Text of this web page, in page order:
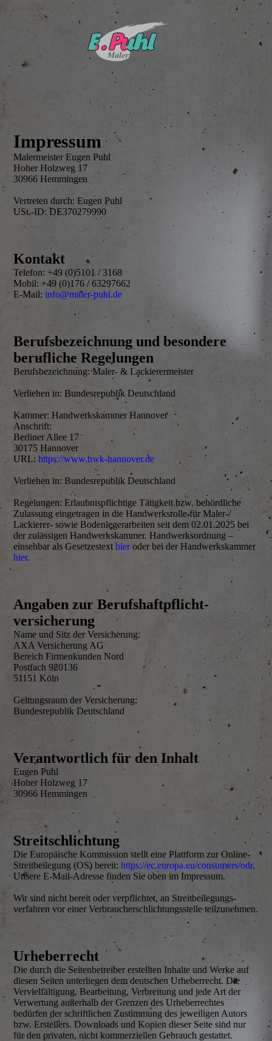
Impressum
Malermeister Eugen Puhl
Hoher Holzweg 17
30966 Hemmingen
Vertreten durch: Eugen Puhl
USt.-ID: DE370279990
Kontakt
Telefon: +49 (0)5101 / 3168
Mobil: +49 (0)176 / 63297662
E-Mail:info@maler-puhl.de
Berufsbezeichnung und besondere
berufliche Regelungen
Berufsbezeichnung: Maler- & Lackierermeister
Verliehen in: Bundesrepublik Deutschland
Kammer: Handwerkskammer Hannover
Anschrift:
Berliner Allee 17
30175 Hannover
URL:https://www.hwk-hannover.de
Verliehen in: Bundesrepublik Deutschland
Regelungen: Erlaubnispflichtige Tätigkeit bzw. behördliche
Zulassung eingetragen in die Handwerksrolle für Maler-/
Lackierer- sowie Bodenlegerarbeiten seit dem 02.01.2025 bei
der zulässigen Handwerkskammer. Handwerksordnung –
einsehbar als Gesetzestexthieroder bei der Handwerkskammer
hier.
Angaben zur Berufs­haftpflicht­
versicherung
Name und Sitz der Versicherung:
AXA Versicherung AG
Bereich Firmenkunden Nord
Postfach 920136
51151 Köln
Geltungsraum der Versicherung:
Bundesrepublik Deutschland
Verantwortlich für den Inhalt
Eugen Puhl
Hoher Holzweg 17
30966 Hemmingen
Streitschlichtung
Die Europäische Kommission stellt eine Plattform zur Online-
Streitbeilegung (OS) bereit:https://ec.europa.eu/consumers/odr.
Unsere E-Mail-Adresse finden Sie oben im Impressum.
Wir sind nicht bereit oder verpflichtet, an Streit­beilegungs­
verfahren vor einer Verbraucher­schlichtungs­stelle teilzunehmen.
Urheberrecht
Die durch die Seiten­betreiber erstellten Inhalte und Werke auf
diesen Seiten unterliegen dem deutschen Urheberrecht. Die
Vervielfältigung, Bearbeitung, Verbreitung und jede Art der
Verwertung außerhalb der Grenzen des Urheberrechtes
bedürfen der schriftlichen Zustimmung des jeweiligen Autors
bzw. Erstellers. Downloads und Kopien dieser Seite sind nur
für den privaten, nicht kommerziellen Gebrauch gestattet.